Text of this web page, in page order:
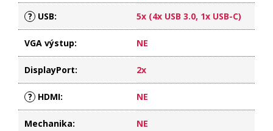
? USB: 5x (4x USB 3.0, 1x USB-C)
VGA výstup: NE
DisplayPort: 2x
? HDMI: NE
Mechanika: NE